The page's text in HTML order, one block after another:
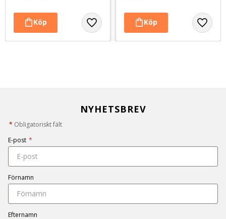
NYHETSBREV
* Obligatoriskt fält
E-post *
Förnamn
Efternamn